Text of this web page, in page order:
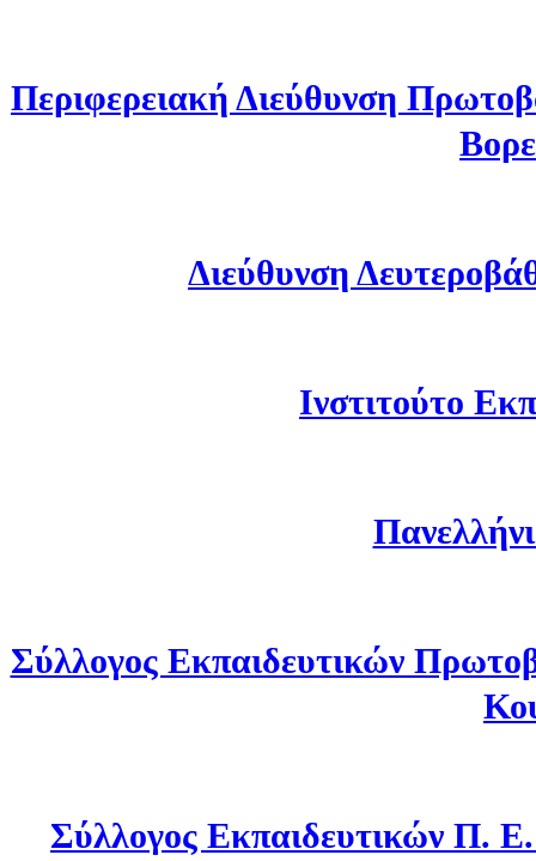
Περιφερειακή Διεύθυνση
Διεύθυνση
Ινστιτούτο
Σύλλογος Εκπαιδευτικών
Σύλλογος Εκπαιδευτικών Π.